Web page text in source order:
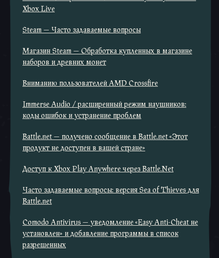
Xbox Live
Steam — Часто задаваемые вопросы
Магазин Steam — Обработка купленных в магазине
наборов и древних монет
Вниманию пользователей AMD Crossfire
Immerse Audio / расширенный режим наушников:
коды ошибок и устранение проблем
Battle.net — получено сообщение в Battle.net «Этот
продукт не доступен в вашей стране»
Доступ к Xbox Play Anywhere через Battle.Net
Часто задаваемые вопросы: версия Sea of Thieves для
Battle.net
Comodo Antivirus — уведомление «Easy Anti-Cheat не
установлен» и добавление программы в список
разрешенных